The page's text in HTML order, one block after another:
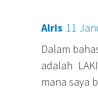
Alris 11
Dalam
adalah
mana saya